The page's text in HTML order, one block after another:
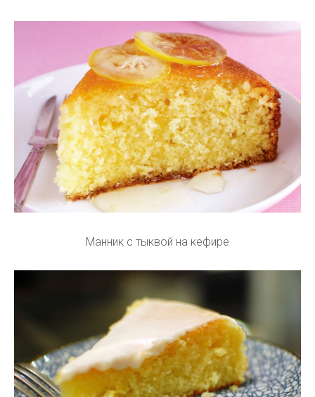
Манник с тыквой на кефире